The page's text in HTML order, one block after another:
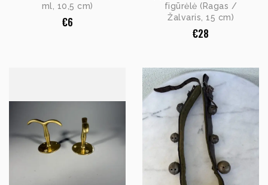
ml, 10,5 cm)
€6
figūrėlė (Ragas /
Žalvaris, 15 cm)
€28